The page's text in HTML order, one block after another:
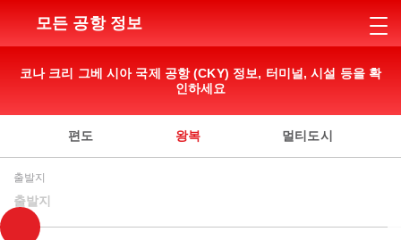
모든 공항 정보
코나 크리 그베 시아 국제 공항 (CKY) 정보, 터미널, 시설 등을 확
인하세요
편도 왕복 멀티도시
출발지
출발지